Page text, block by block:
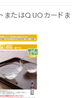
またはQUOカードま